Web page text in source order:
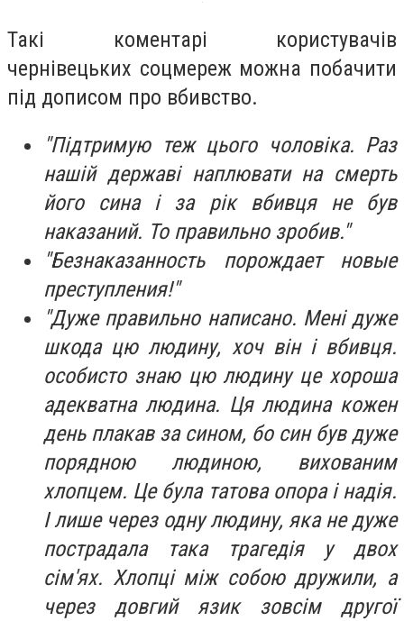
Такі коментарі користувачів
чернівецьких соцмереж можна побачити
під дописом про вбивство.
"Підтримую теж цього чоловіка. Раз
нашій державі наплювати на смерть
його сина і за рік вбивця не був
наказаний. То правильно зробив."
"Безнаказанность порождает новые
преступления!"
"Дуже правильно написано. Мені дуже
шкода цю людину, хоч він і вбивця.
особисто знаю цю людину це хороша
адекватна людина. Ця людина кожен
день плакав за сином, бо син був дуже
порядною людиною, вихованим
хлопцем. Це була татова опора і надія.
І лише через одну людину, яка не дуже
пострадала така трагедія у двох
сім'ях. Хлопці між собою дружили, а
через довгий язик зовсім другої